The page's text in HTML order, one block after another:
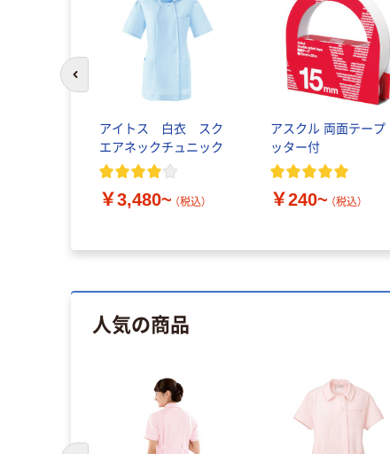
アイトス 白衣 スク
エアネックチュニック
￥3,480~ （税込）
アスクル 両面テープ
ッター付
￥240~ （税込）
人気の商品